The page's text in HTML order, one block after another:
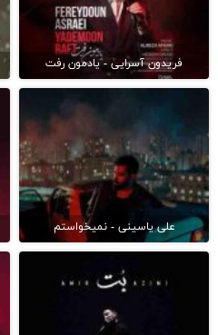
فریدون آسرایی - یادمون رفت
علی یاسینی - نمیخواستم